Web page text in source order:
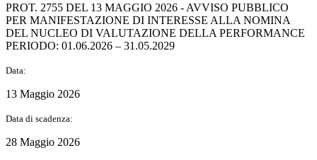
PROT. 2755 DEL 13 MAGGIO 2026 - AVVISO PUBBLICO
PER MANIFESTAZIONE DI INTERESSE ALLA NOMINA
DEL NUCLEO DI VALUTAZIONE DELLA PERFORMANCE
PERIODO: 01.06.2026 – 31.05.2029
Data:
13 Maggio 2026
Data di scadenza:
28 Maggio 2026